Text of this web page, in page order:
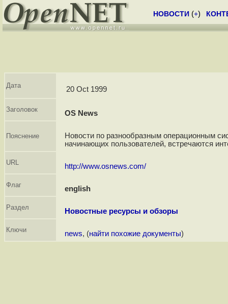
НОВОСТИ (+)
Дата 20 Oct 1999
Заголовок OS News
Пояснение
Новости по разнообразным операционным
начинающих пользователей, встречаются
URL http://www.osnews.com/
Флаг english
Раздел Новостные ресурсы и обзоры
Ключи news, (найти похожие документы)